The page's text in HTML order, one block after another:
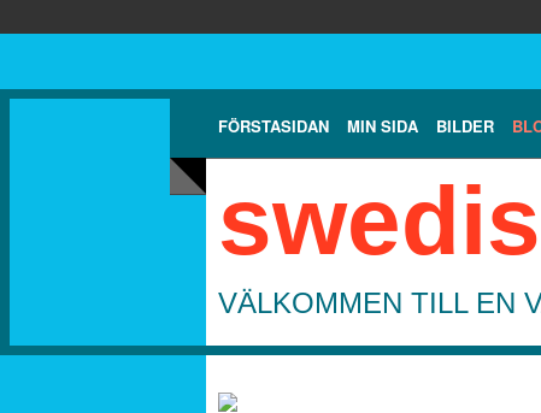
FÖRSTASIDAN MIN SIDA BILDER
VÄLKOMMEN TILL EN